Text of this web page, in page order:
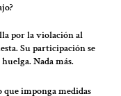
por la violación al
Su participación se
Nada más.
que imponga medidas